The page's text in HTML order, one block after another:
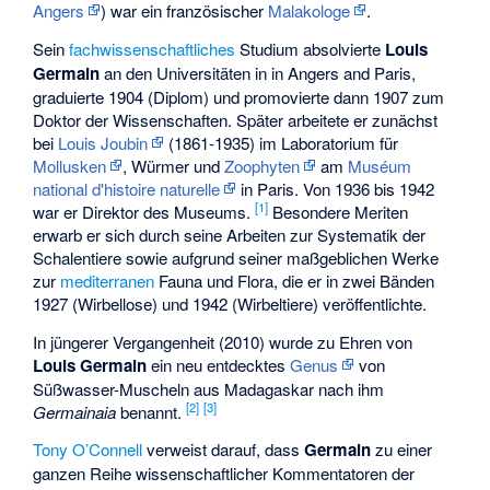
Angers ) war ein französischer Malakologe
.
Seinfachwissenschaftliches Studium absolvierte Louis
Germainan den Universitäten in in Angers and Paris,
graduierte 1904 (Diplom) und promovierte dann 1907 zum
Doktor der Wissenschaften. Später arbeitete er zunächst
bei Louis Joubin
(1861-1935) im Laboratorium für
Mollusken
, Würmer undZoophyten am Muséum
national d'histoire naturelle
in Paris. Von 1936 bis 1942
war er Direktor des Museums.[1] Besondere Meriten
erwarb er sich durch seine Arbeiten zur Systematik der
Schalentiere sowie aufgrund seiner maßgeblichen Werke
zur mediterranen Fauna und Flora, die er in zwei Bänden
1927 (Wirbellose) und 1942 (Wirbeltiere) veröffentlichte.
In jüngerer Vergangenheit (2010) wurde zu Ehren von
Louis Germainein neu entdecktesGenus
von
Süßwasser-Muscheln aus Madagaskar nach ihm
Germainaiabenannt.[2] [3]
Tony O’Connellverweist darauf, dassGermainzu einer
ganzen Reihe wissenschaftlicher Kommentatoren der